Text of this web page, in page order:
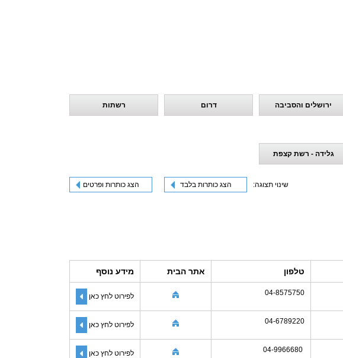
ירושלים והסביבה דרום רשתות
גלידה - רשת קצפת
שינוי תצוגה: הצג כותרות בלבד הצג כותרות ופרטים
טלפון אתר הבית מידע נוסף
04-8575750 לפירוט לחץ כאן
04-6789220 לפירוט לחץ כאן
לפירוט לחץ כאן